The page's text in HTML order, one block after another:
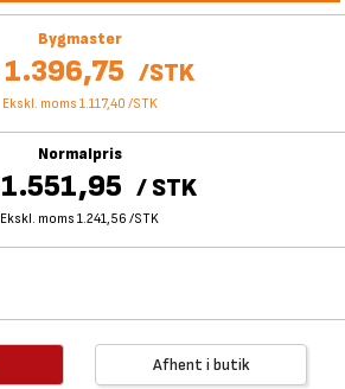
Bygmaster
1.396,75 /STK
Ekskl. moms 1.117,40 /STK
Normalpris
1.551,95 /STK
Ekskl. moms 1.241,56 /STK
Afhent i butik